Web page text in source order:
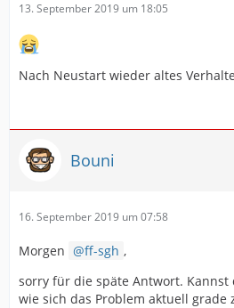
13. September 2019 um 18:05
Nach Neustart wieder altes
Bouni
16. September 2019 um 07:58
Morgen ff-sgh ,
sorry für die späte Antwort. Kannst
wie sich das Problem aktuell grade